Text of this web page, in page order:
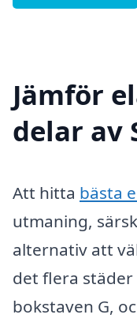
Jämför
delar av
Att hitta bästa
utmaning,
alternativ att
det flera
bokstaven G,